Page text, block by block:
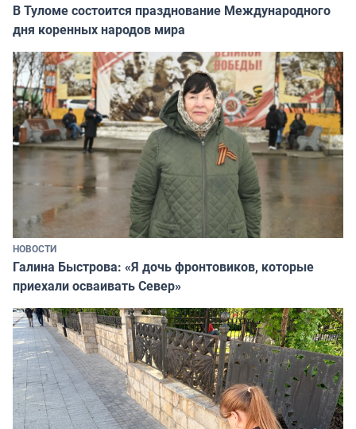
В Туломе состоится празднование Международного
дня коренных народов мира
НОВОСТИ
Галина Быстрова: «Я дочь фронтовиков, которые
приехали осваивать Север»